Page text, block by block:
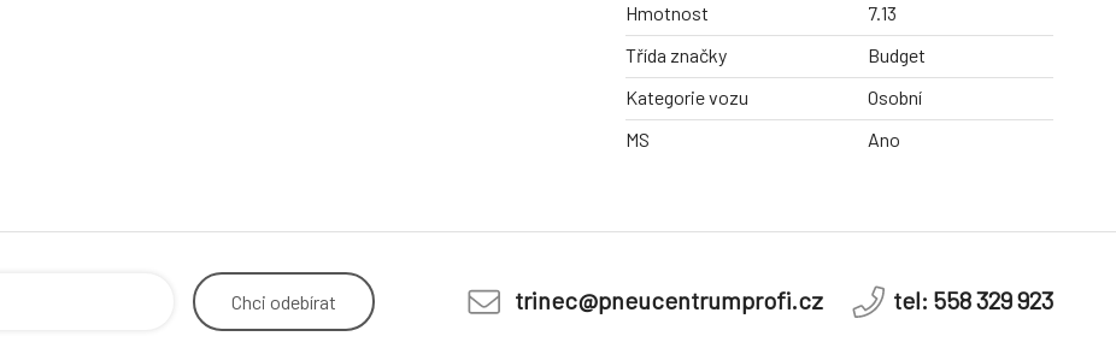
Hmotnost
7.13
Třída značky
Budget
Kategorie vozu
Osobní
MS
Ano
Chci odebírat trinec@pneucentrumprofi.cz tel: 558 329 923